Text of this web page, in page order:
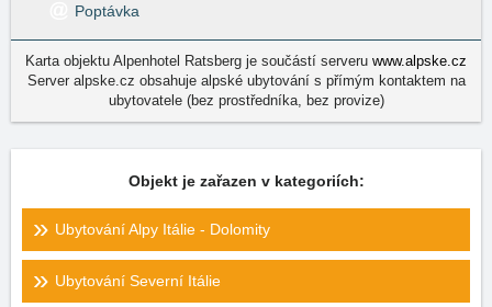
Poptávka
Karta objektu Alpenhotel Ratsberg je součástí serveru www.alpske.cz
Server alpske.cz obsahuje alpské ubytování s přímým kontaktem na
ubytovatele (bez prostředníka, bez provize)
Objekt je zařazen v kategoriích:
Ubytování Alpy Itálie - Dolomity
Ubytování Severní Itálie